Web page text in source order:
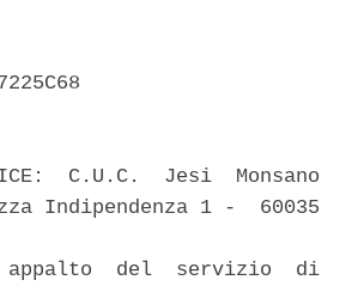
C.U.C.  Jesi  Monsano
Indipendenza 1 -  60035
del  servizio  di